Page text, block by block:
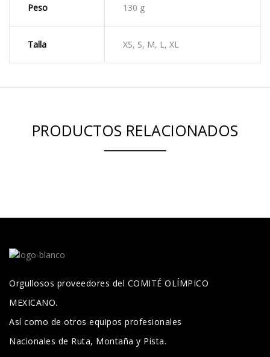
Peso 130 g
Talla XS, S, M, L, XL
PRODUCTOS RELACIONADOS
Orgullosos proveedores del COMITÉ OLÍMPICO
MEXICANO.
Así como de otros equipos profesionales
Nacionales de Ruta, Montaña y Pista.